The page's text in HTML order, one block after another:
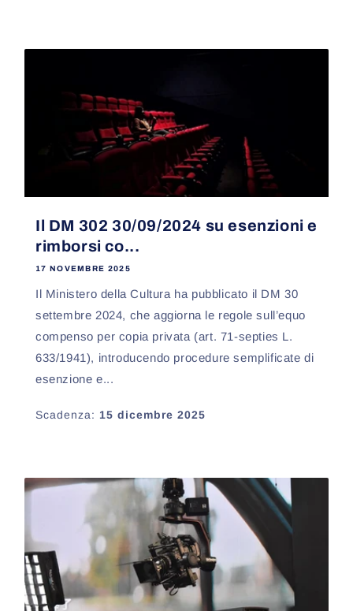
Il DM 302 30/09/2024 su esenzioni e
rimborsi co...
17 NOVEMBRE 2025
Il Ministero della Cultura ha pubblicato il DM 30
settembre 2024, che aggiorna le regole sull’equo
compenso per copia privata (art. 71-septies L.
633/1941), introducendo procedure semplificate di
esenzione e...
Scadenza: 15 dicembre 2025